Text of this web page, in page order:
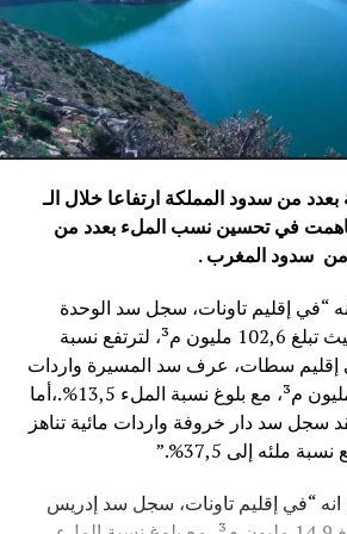
من سدود المملكة ارتفاعا خلال الـ
ساهمت في تحسين نسب الملء بعدد من
من سدود المغرب .
انه “في إقليم تاونات، سجل سد الوحدة
أعلى واردات مائية، حيث تبلغ 102,6 مليون م³، لترتفع نسبة
إقليم سطات، عرف سد المسيرة واردات
مائية تصل إلى 18,4 مليون م³، مع بلوغ نسبة الملء 13,5%.،أما
سجل سد دار خروفة واردات مائية تناهز
“في إقليم تاونات، سجل سد إدريس